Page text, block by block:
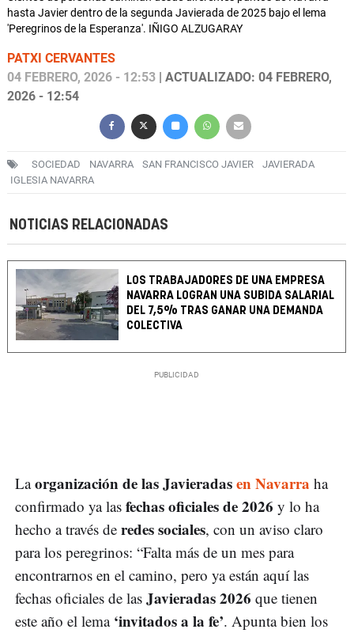
hasta Javier dentro de la segunda Javierada de 2025 bajo el lema
'Peregrinos de la Esperanza'. IÑIGO ALZUGARAY
PATXI CERVANTES
04 FEBRERO, 2026 - 12:53 | ACTUALIZADO: 04 FEBRERO,
2026 - 12:54
SOCIEDAD NAVARRA SAN FRANCISCO JAVIER
JAVIERADA
IGLESIA NAVARRA
NOTICIAS RELACIONADAS
LOS TRABAJADORES DE UNA EMPRESA
NAVARRA LOGRAN UNA SUBIDA SALARIAL
DEL 7,5% TRAS GANAR UNA DEMANDA
COLECTIVA
Laorganización de las Javieradasen Navarra ha
confirmado ya las fechas oficiales de 2026 y lo ha
hecho a través de redes sociales, con un aviso claro
para los peregrinos: “Falta más de un mes para
encontrarnos en el camino, pero ya están aquí las
fechas oficiales de las Javieradas 2026 que tienen
este año el lema ‘invitados a la fe’. Apunta bien los